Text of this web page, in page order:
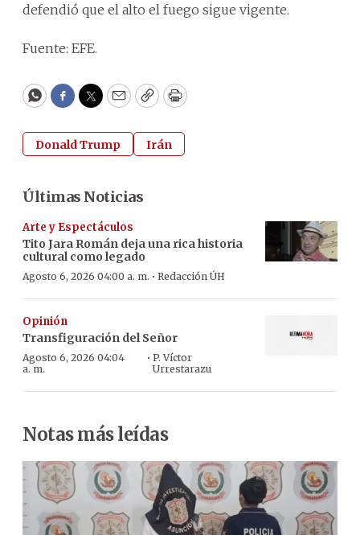
defendió que el alto el fuego sigue vigente.
Fuente: EFE.
WhatsApp
Facebook
Twitter
EmailCopyPrint
Donald Trump Irán
Últimas Noticias
Arte y Espectáculos
Tito Jara Román deja una rica historia
cultural como legado
Agosto 6, 2026 04:00 a. m. · Redacción ÚH
Opinión
Transfiguración del Señor
Agosto 6, 2026 04:04
a. m.
· P. Víctor
Urrestarazu
Notas más leídas